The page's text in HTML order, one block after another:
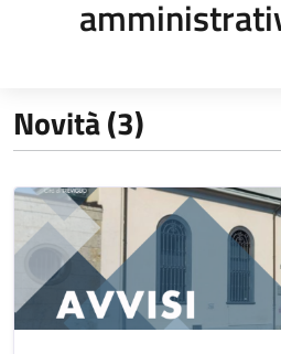
Novità (3)